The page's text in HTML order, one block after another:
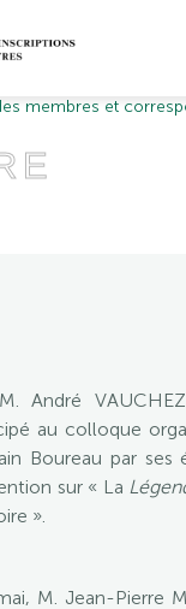
membres et
André
au colloque
Boureau par
sur « La
».
M. Jean-Pierre